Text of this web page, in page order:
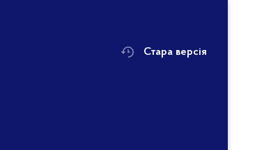
Стара версія